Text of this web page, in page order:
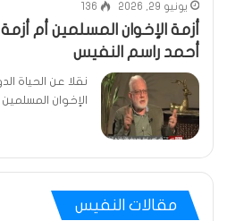
يونيو 29, 2026 136
أزمة الإخوان المسلمين أم
أحمد راسم النفيس
الإخوان
مقالات النفيس